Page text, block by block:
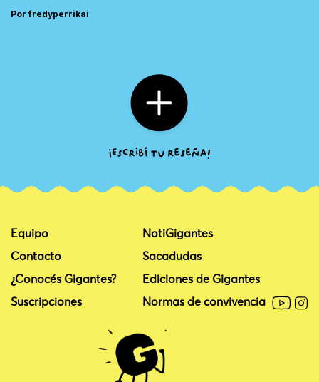
Por fredyperrikai
Equipo
Contacto
¿Conocés Gigantes?
Suscripciones
NotiGigantes
Sacadudas
Ediciones de Gigantes
Normas de convivencia